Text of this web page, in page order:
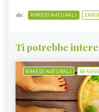
da: RIMEDI NATURALI
Ti potrebbe
RIMEDI NATURALI